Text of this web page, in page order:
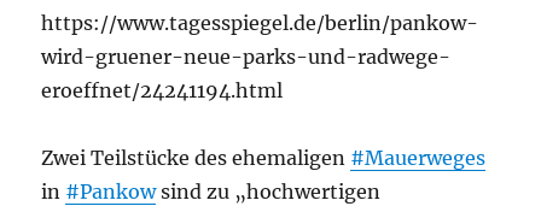
https://www.tagesspiegel.de/berlin/pankow-
wird-gruener-neue-parks-und-radwege-
eroeffnet/24241194.html
Zwei Teilstücke des ehemaligen #Mauerweges
in #Pankowsind zu „hochwertigen